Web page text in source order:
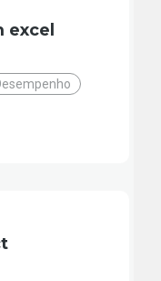
excel